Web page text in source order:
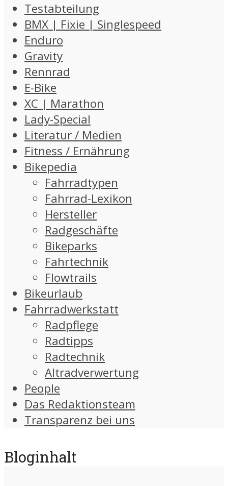
Testabteilung
BMX | Fixie | Singlespeed
Enduro
Gravity
Rennrad
E-Bike
XC | Marathon
Lady-Special
Literatur / Medien
Fitness / Ernährung
Bikepedia
Fahrradtypen
Fahrrad-Lexikon
Hersteller
Radgeschäfte
Bikeparks
Fahrtechnik
Flowtrails
Bikeurlaub
Fahrradwerkstatt
Radpflege
Radtipps
Radtechnik
Altradverwertung
People
Das Redaktionsteam
Transparenz bei uns
Bloginhalt